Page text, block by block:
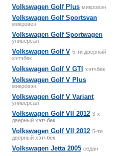
Volkswagen Golf Plus микровэн
Volkswagen Golf Sportsvan
микровен
Volkswagen Golf Sportwagen
универсал
Volkswagen Golf V 5-ти дверный
хэтчбек
Volkswagen Golf V GTI хэтчбек
Volkswagen Golf V Plus
микровэн
Volkswagen Golf V Variant
универсал
Volkswagen Golf VII 2012 3-х
дверный хэтчбек
Volkswagen Golf VII 2012 5-ти
дверный хэтчбек
Volkswagen Jetta 2005 cедан